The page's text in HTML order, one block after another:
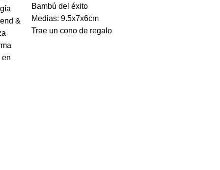
&
en
Bambú del éxito
Medias: 9.5x7x6cm
Trae un cono de regalo